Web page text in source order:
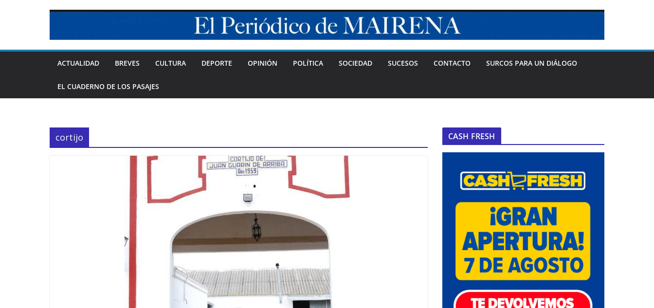
ACTUALIDAD BREVES CULTURA DEPORTE OPINIÓN POLÍTICA SOCIEDAD SUCESOS CONTACTO SURCOS PARA UN DIÁLOGO
EL CUADERNO DE LOS PASAJES
cortijo CASH FRESH